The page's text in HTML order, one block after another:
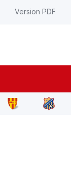
Version PDF